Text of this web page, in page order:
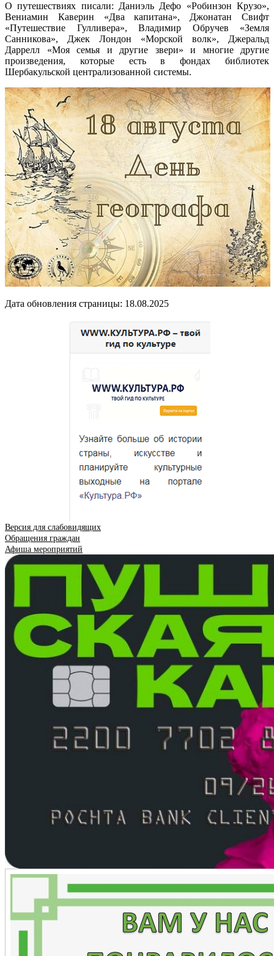
О путешествиях писали: Даниэль Дефо «Робинзон Крузо»,
Вениамин Каверин «Два капитана», Джонатан Свифт
«Путешествие Гулливера», Владимир Обручев «Земля
Санникова», Джек Лондон «Морской волк», Джеральд
Даррелл «Моя семья и другие звери» и многие другие
произведения, которые есть в фондах библиотек
Шербакульской централизованной системы.
Дата обновления страницы: 18.08.2025
Версия для слабовидящих
Обращения граждан
Афиша мероприятий